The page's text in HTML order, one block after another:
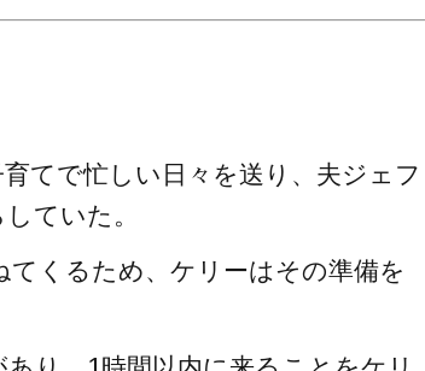
てで忙しい日々を送り、夫ジェフ
ていた。
てくるため、ケリーはその準備を